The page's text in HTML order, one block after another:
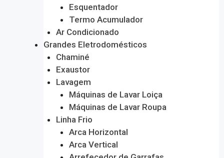
Esquentador
Termo Acumulador
Ar Condicionado
Grandes Eletrodomésticos
Chaminé
Exaustor
Lavagem
Máquinas de Lavar Loiça
Máquinas de Lavar Roupa
Linha Frio
Arca Horizontal
Arca Vertical